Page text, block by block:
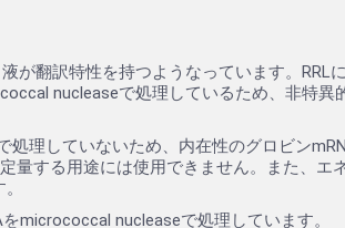
が翻訳特性を持つようなっています。RRL
nucleaseで処理しているため、非特異
理していないため、内在性のグロビン
量する用途には使用できません。また、エ
micrococcal nucleaseで処理しています。